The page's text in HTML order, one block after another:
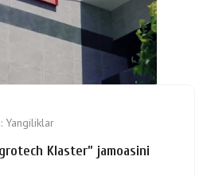
Yangiliklar
Klaster” jamoasini